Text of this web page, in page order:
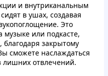
и внутриканальным
в ушах, создавая
Это
музыке или подкасте,
закрытому
сможете наслаждаться
отвлечений.